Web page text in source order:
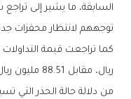
السابقة، ما يشير إلى
توجههم لانتظار محفزات
ريال،
من دلالة حالة الحذر